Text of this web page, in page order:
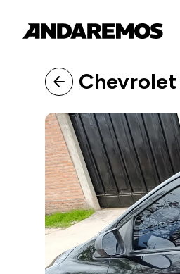
arrow_back Chevrolet